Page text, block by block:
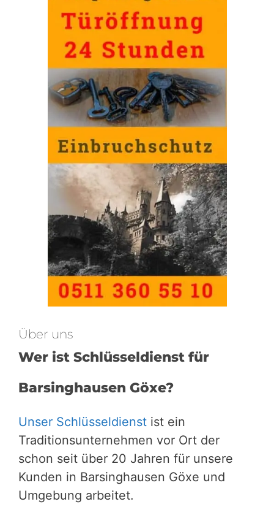
Über uns
Wer ist Schlüsseldienst für
Barsinghausen Göxe?
Unser Schlüsseldienst ist ein
Traditionsunternehmen vor Ort der
schon seit über 20 Jahren für unsere
Kunden in Barsinghausen Göxe und
Umgebung arbeitet.